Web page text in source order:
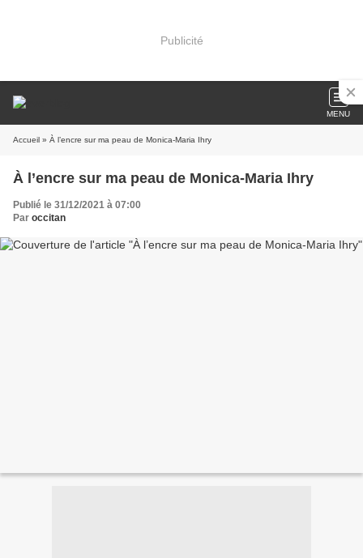
Publicité
MENU
Accueil » À l’encre sur ma peau de Monica-Maria Ihry
À l’encre sur ma peau de Monica-Maria Ihry
Publié le 31/12/2021 à 07:00
Par occitan